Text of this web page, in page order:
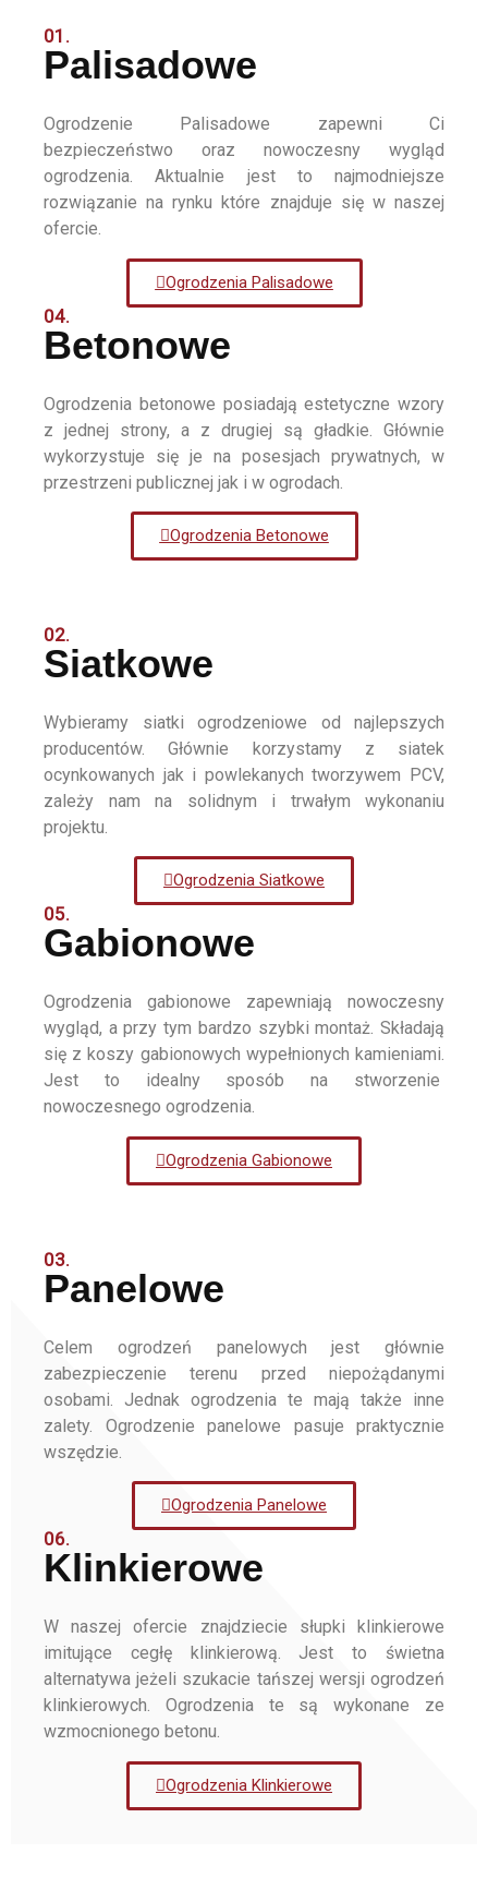
01.
Palisadowe
Ogrodzenie Palisadowe zapewni Ci
bezpieczeństwo oraz nowoczesny wygląd
ogrodzenia. Aktualnie jest to najmodniejsze
rozwiązanie na rynku które znajduje się w naszej
ofercie.
Ogrodzenia Palisadowe
04.
Betonowe
Ogrodzenia betonowe posiadają estetyczne wzory
z jednej strony, a z drugiej są gładkie. Głównie
wykorzystuje się je na posesjach prywatnych, w
przestrzeni publicznej jak i w ogrodach.
Ogrodzenia Betonowe
02.
Siatkowe
Wybieramy siatki ogrodzeniowe od najlepszych
producentów. Głównie korzystamy z siatek
ocynkowanych jak i powlekanych tworzywem PCV,
zależy nam na solidnym i trwałym wykonaniu
projektu.
Ogrodzenia Siatkowe
05.
Gabionowe
Ogrodzenia gabionowe zapewniają nowoczesny
wygląd, a przy tym bardzo szybki montaż. Składają
się z koszy gabionowych wypełnionych kamieniami.
Jest to idealny sposób na stworzenie
nowoczesnego ogrodzenia.
Ogrodzenia Gabionowe
03.
Panelowe
Celem ogrodzeń panelowych jest głównie
zabezpieczenie terenu przed niepożądanymi
osobami. Jednak ogrodzenia te mają także inne
zalety. Ogrodzenie panelowe pasuje praktycznie
wszędzie.
Ogrodzenia Panelowe
06.
Klinkierowe
W naszej ofercie znajdziecie słupki klinkierowe
imitujące cegłę klinkierową. Jest to świetna
alternatywa jeżeli szukacie tańszej wersji ogrodzeń
klinkierowych. Ogrodzenia te są wykonane ze
wzmocnionego betonu.
Ogrodzenia Klinkierowe